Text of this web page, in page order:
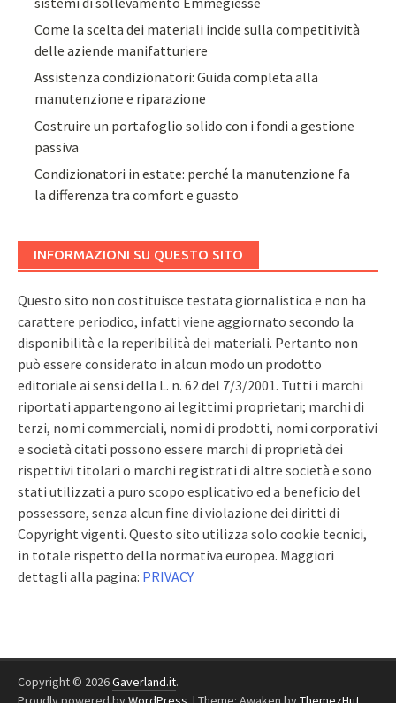
Come la scelta dei materiali incide sulla competitività
delle aziende manifatturiere
Assistenza condizionatori: Guida completa alla
manutenzione e riparazione
Costruire un portafoglio solido con i fondi a gestione
passiva
Condizionatori in estate: perché la manutenzione fa
la differenza tra comfort e guasto
INFORMAZIONI SU QUESTO SITO
Questo sito non costituisce testata giornalistica e non ha
carattere periodico, infatti viene aggiornato secondo la
disponibilità e la reperibilità dei materiali. Pertanto non
può essere considerato in alcun modo un prodotto
editoriale ai sensi della L. n. 62 del 7/3/2001. Tutti i marchi
riportati appartengono ai legittimi proprietari; marchi di
terzi, nomi commerciali, nomi di prodotti, nomi corporativi
e società citati possono essere marchi di proprietà dei
rispettivi titolari o marchi registrati di altre società e sono
stati utilizzati a puro scopo esplicativo ed a beneficio del
possessore, senza alcun fine di violazione dei diritti di
Copyright vigenti. Questo sito utilizza solo cookie tecnici,
in totale rispetto della normativa europea. Maggiori
dettagli alla pagina: PRIVACY
Copyright © 2026Gaverland.it.